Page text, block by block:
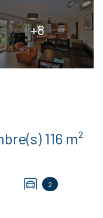
+8
Villa 4 pièce(s) 3 chambre(s) 116 m²
2